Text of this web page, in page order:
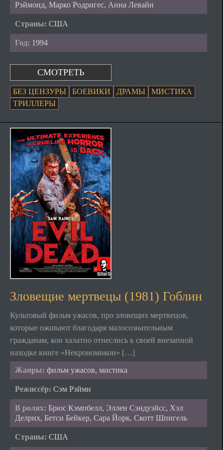
Рэймонд, Марко Родригес, Анна Левайн
Страны: США
Год: 1994
СМОТРЕТЬ
БЕЗ ЦЕНЗУРЫ БОЕВИКИ ДРАМЫ
МИСТИКА
ТРИЛЛЕРЫ
Зловещие мертвецы (1981) Гоблин
Культовый фильм ужасов, про зловещих мертвецов,
которые оживают благодаря малосознательным
гражданам, кои халатно отнеслись к своей внезапной
находке книге «Некрономикон» […]
Жанры: фильм ужасов, мистика
Режиссёр: Сэм Рэйми
В ролях: Брюс Кэмпбелл, Эллен Сэндуэйсс, Хэл
Делрих, Бетси Бейкер, Сара Йорк, Скотт Шпигель
Страны: США